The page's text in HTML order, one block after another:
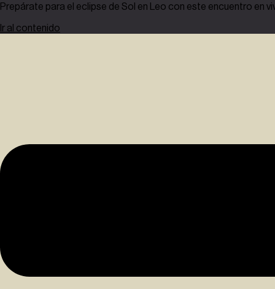
Prepárate para el eclipse de Sol en Leo con este encuentro en
Ir al contenido